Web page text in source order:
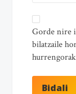
Gorde nire
bilatzaile